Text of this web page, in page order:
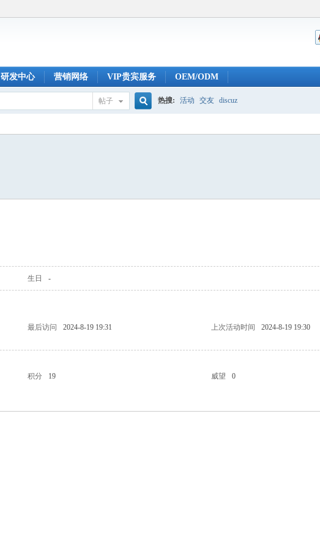
研发中心 营销网络 VIP贵宾服务 OEM/ODM
帖子 热搜: 活动 交友 discuz
生日 -
最后访问 2024-8-19 19:31 上次活动时间 2024-8-19 19:30
积分 19 威望 0